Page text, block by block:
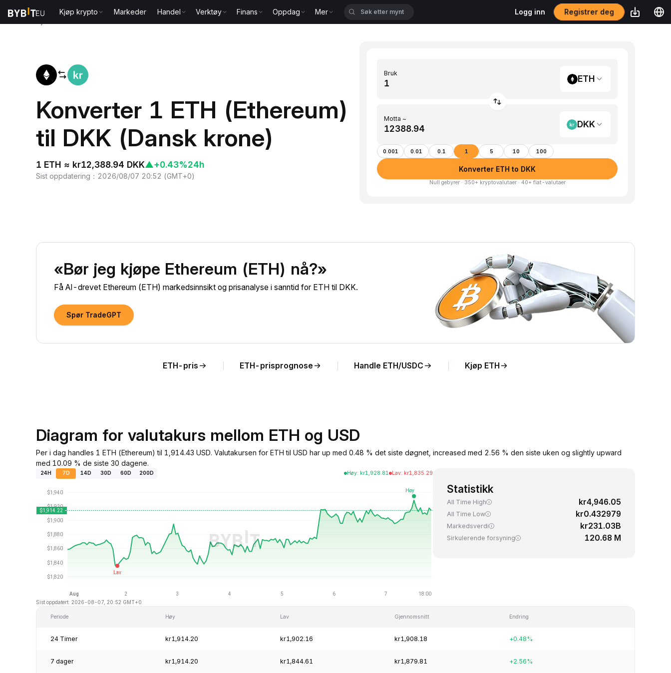
Kjøp krypto Markeder Handel Verktøy Finans Oppdag Mer Logg inn Registrer deg
Konverter 1 ETH (Ethereum)
til DKK (Dansk krone)
1 ETH ≈ kr12,388.94 DKK▲+0.43%24h
Sist oppdatering ： 2026/08/07 20:52 (GMT+0)
Bruk
ETH
Motta ~
DKK
0.001 0.01 0.1 1 5 10 100
Konverter ETH to DKK
Null gebyrer · 350+ kryptovalutaer · 40+ fiat-valutaer
«Bør jeg kjøpe Ethereum (ETH) nå?»
Få AI-drevet Ethereum (ETH) markedsinnsikt og prisanalyse i sanntid for ETH til DKK.
Spør TradeGPT
ETH-pris ETH-prisprognose Handle ETH/USDC Kjøp ETH
Diagram for valutakurs mellom ETH og USD
Per i dag handles 1 ETH (Ethereum) til 1,914.43 USD. Valutakursen for ETH til USD har up med 0.48 % det siste døgnet, increased med 2.56 % den siste uken og slightly upward
med 10.09 % de siste 30 dagene.
24H 7D 14D 30D 60D 200D Høy: kr1,928.81 Lav: kr1,835.29
Sist oppdatert: 2026-08-07, 20:52 GMT+0
Statistikk
All Time High kr4,946.05
All Time Low kr0.432979
Markedsverdi kr231.03B
Sirkulerende forsyning 120.68 M
Periode Høy Lav Gjennomsnitt Endring
24 Timer kr1,914.20 kr1,902.16 kr1,908.18 +0.48%
7 dager kr1,914.20 kr1,844.61 kr1,879.81 +2.56%